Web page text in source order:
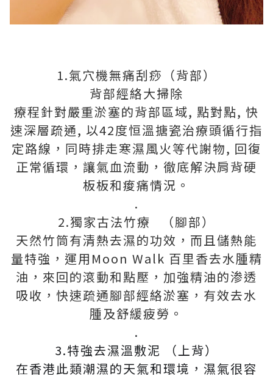
1.氣穴機無痛刮痧（背部）
背部經絡大掃除
療程針對嚴重淤塞的背部區域, 點對點, 快
速深層疏通, 以42度恒溫搪瓷治療頭循行指
定路線，同時排走寒濕風火等代謝物, 回復
正常循環，讓氣血流動，徹底解決肩背硬
板板和痠痛情況。
.
2.獨家古法竹療
（腳部）
天然竹筒有清熱去濕的功效，而且儲熱能
量特強，運用Moon Walk 百里香去水腫精
油，來回的滾動和點壓，加強精油的渗透
吸收，快速疏通腳部經絡淤塞，有效去水
腫及舒緩疲勞。
.
3.特強去濕溫敷泥 （上背）
在香港此類潮濕的天氣和環境，濕氣很容